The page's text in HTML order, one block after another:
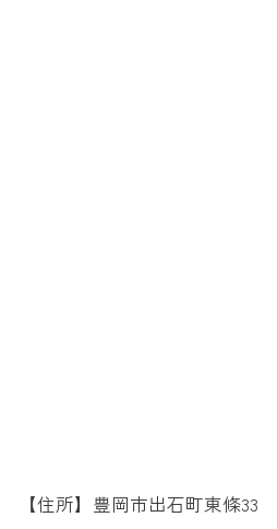
【住所】豊岡市出石町東條33